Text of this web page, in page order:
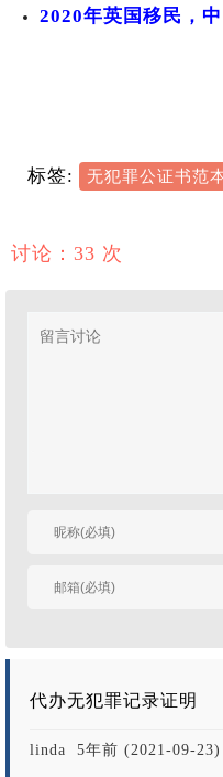
2020年英国移民，
标签: 无犯罪公证书范
讨论：33 次
有人回复时邮件通知
代办无犯罪记录证明
linda 5年前 (2021-09-23)